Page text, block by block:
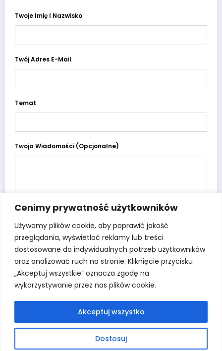
Cenimy prywatność użytkowników
Używamy plików cookie, aby poprawić jakość
przeglądania, wyświetlać reklamy lub treści
dostosowane do indywidualnych potrzeb użytkowników
oraz analizować ruch na stronie. Kliknięcie przycisku
„Akceptuj wszystkie” oznacza zgodę na
wykorzystywanie przez nas plików cookie.
Dostosuj
Akceptuj wszystko
Twoje Imię I Nazwisko
Twój Adres E-Mail
Temat
Twoja Wiadomości (opcjonalne)
SZKOŁA KONTAKT BIP DAWNA STRONA RODO